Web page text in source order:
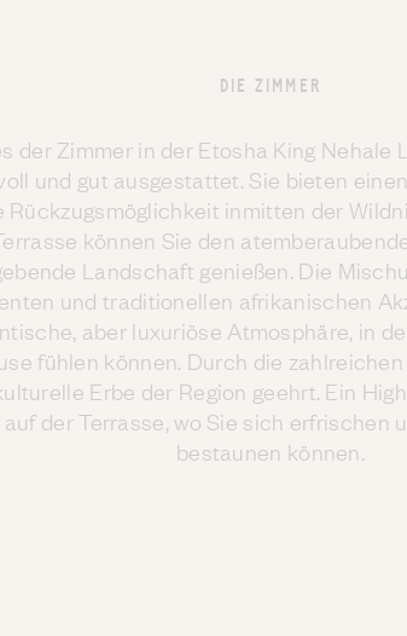
DIE ZIMMER
der Zimmer in der Etosha King Nehale
und gut ausgestattet. Sie bieten
Rückzugsmöglichkeit inmitten der
können Sie den
Landschaft genießen. Die
und traditionellen afrikanischen
aber luxuriöse Atmosphäre, in
fühlen können. Durch die
Erbe der Region geehrt. Ein
der Terrasse, wo Sie sich erfrischen
bestaunen können.